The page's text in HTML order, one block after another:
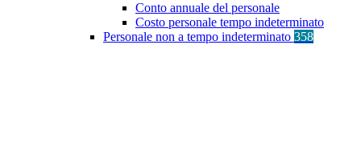
Conto annuale del personale
Costo personale tempo indeterminato
Personale non a tempo indeterminato 358